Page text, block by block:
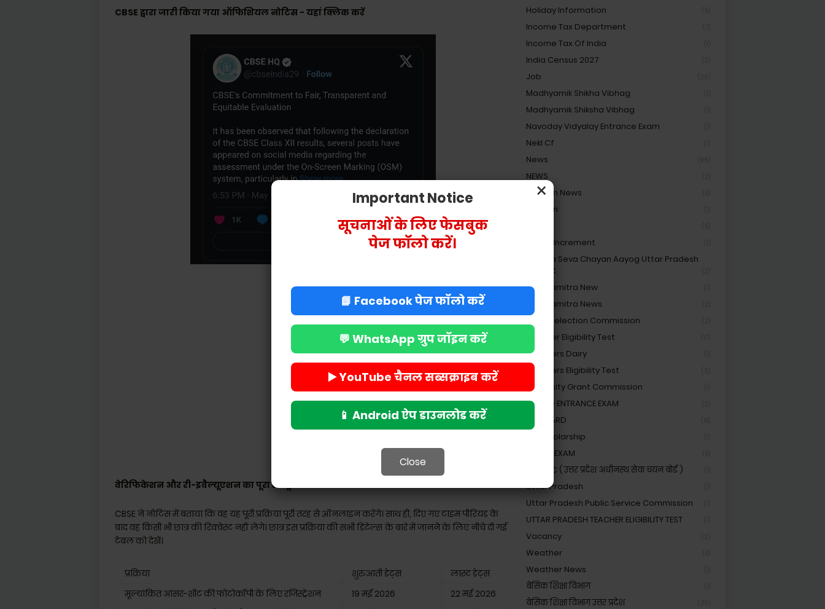
CBSE द्वारा जारी किया गया ऑफिशियल नोटिस - यहां क्लिक करें
वेरिफिकेशन और री-इवैल्यूएशन का पूरा शेड्यूल
CBSE ने नोटिस में बताया कि वह यह पूरी प्रक्रिया पूरी तरह से ऑनलाइन करेंगे। साथ ही, दिए गए टाइम पीरियड के
बाद वह किसी भी छात्र की रिक्वेस्ट नहीं लेंगे। छात्र इस प्रक्रिया की सभी डिटेल्स के बारे में जानने के लिए नीचे दी गई
टेबल को देखें।
प्रक्रिया शुरुआती डेट्स
लास्ट डेट्स
मूल्यांकित आंसर-शीट की फोटोकॉपी के लिए रजिस्ट्रेशन
19 मई 2026
22 मई 2026
×
Important Notice
सूचनाओं के लिए फेसबुक
पेज फॉलो करें।
📘 Facebook पेज फॉलो करें
💬 WhatsApp ग्रुप जॉइन करें
▶️ YouTube चैनल सब्सक्राइब करें
📱 Android ऐप डाउनलोड करें
Close
Holiday Information
Income Tax Department
Income Tax Of India
India Census 2027
Job
Madhyamik Shikha Vibhag
Madhyamik Shiksha Vibhag
Navoday Vidyalay Entrance Exam
Nekl Cf
News
NEWS
Pension News
Religion
Salary Increment
Shiksha Seva Chayan Aayog Uttar Pradesh
UPESSC
Shikshamitra New
Shikshamitra News
Staff Selection Commission
Teacher Eligibility Test
Teachers Dairy
Teachers Eligibility Test
University Grant Commission
UP B.ED ENTRANCE EXAM
UP BOARD
UP Scholarship
UPPSC EXAM
UPSSSC ( उत्तर प्रदेश अधीनस्थ सेवा चयन बोर्ड )
Uttar Pradesh
Uttar Pradesh Public Service Commission
UTTAR PRADESH TEACHER ELIGIBILITY TEST
Vacancy
Weather
Weather News
बेसिक शिक्षा विभाग
बेसिक शिक्षा विभाग उत्तर प्रदेश